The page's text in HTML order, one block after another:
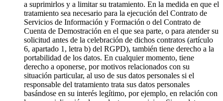
a suprimirlos y a limitar su tratamiento. En la medida en que el
tratamiento sea necesario para la ejecución del Contrato de
Servicios de Información y Formación o del Contrato de
Cuenta de Demostración en el que sea parte, o para atender su
solicitud antes de la celebración de dichos contratos (artículo
6, apartado 1, letra b) del RGPD), también tiene derecho a la
portabilidad de los datos. En cualquier momento, tiene
derecho a oponerse, por motivos relacionados con su
situación particular, al uso de sus datos personales si el
responsable del tratamiento trata sus datos personales
basándose en su interés legítimo, por ejemplo, en relación con